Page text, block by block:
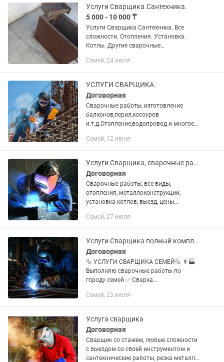
Услуги Сварщика.Сантехника.
5 000 - 10 000 ₸
Услуги Сварщика Сантехника. Все
сложности. Отопления. Установка.
Котлы. Другие сварочные
Семей, 24 июля
УСЛУГИ СВАРЩИКА
Договорная
Сварочные работы, изготовление
балконов,перил,косоуров
и.т.д.Отопление,водопровод и многое
Семей, 12 июня
Услуги Сварщика, сварочные работы, сварка, выезд
Договорная
Сварочные работы, все виды,
отопления, металлоконструкции,
установка котлов, выезд, цены
Семей, 27 июля
Услуги Сварщика полный комплект
Договорная
🔩 УСЛУГИ СВАРЩИКА СЕМЕЙ🔩 👨🏭
Выполняю сварочные работы по
городу семей ✅ Сварка
калиток, заборов ✅ Изготовление и
Выезд на...
Семей, 23 июля
Услуга сварщика
Договорная
Сварщик со стажем, любые сложности
с выездом со своей инструментом и
сантехнические работы, резка металла